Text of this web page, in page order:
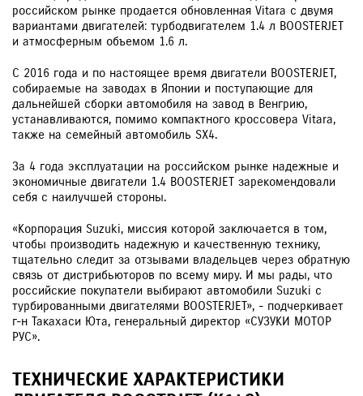
российском рынке продается обновленная Vitara с двумя
вариантами двигателей: турбодвигателем 1.4 л BOOSTERJET
и атмосферным объемом 1.6 л.
С 2016 года и по настоящее время двигатели BOOSTERJET,
собираемые на заводах в Японии и поступающие для
дальнейшей сборки автомобиля на завод в Венгрию,
устанавливаются, помимо компактного кроссовера Vitara,
также на семейный автомобиль SX4.
За 4 года эксплуатации на российском рынке надежные и
экономичные двигатели 1.4 BOOSTERJET зарекомендовали
себя с наилучшей стороны.
«Корпорация Suzuki, миссия которой заключается в том,
чтобы производить надежную и качественную технику,
тщательно следит за отзывами владельцев через обратную
связь от дистрибьюторов по всему миру. И мы рады, что
российские покупатели выбирают автомобили Suzuki с
турбированными двигателями BOOSTERJET», - подчеркивает
г-н Такахаси Юта, генеральный директор «СУЗУКИ МОТОР
РУС».
ТЕХНИЧЕСКИЕ ХАРАКТЕРИСТИКИ